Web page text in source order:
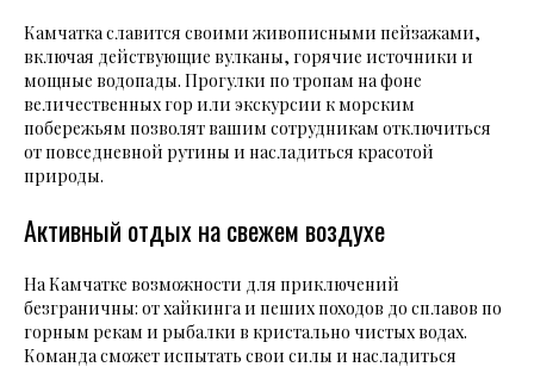
Камчатка славится своими живописными пейзажами,
включая действующие вулканы, горячие источники и
мощные водопады. Прогулки по тропам на фоне
величественных гор или экскурсии к морским
побережьям позволят вашим сотрудникам отключиться
от повседневной рутины и насладиться красотой
природы.
Активный отдых на свежем воздухе
На Камчатке возможности для приключений
безграничны: от хайкинга и пеших походов до сплавов по
горным рекам и рыбалки в кристально чистых водах.
Команда сможет испытать свои силы и насладиться